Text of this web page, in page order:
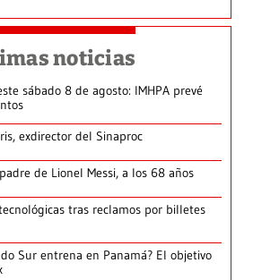
noticias
sábado 8 de agosto: IMHPA prevé
exdirector del Sinaproc
de Lionel Messi, a los 68 años
tras reclamos por billetes
Sur entrena en Panamá? El objetivo